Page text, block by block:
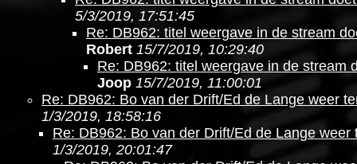
5/3/2019, 17:51:45
Re: DB962: titel weergave in de stream
Robert 15/7/2019, 10:29:40
Re: DB962: titel weergave in de stream
Joop 15/7/2019, 11:00:01
Re: DB962: Bo van der Drift/Ed de Lange weer
1/3/2019, 18:58:16
Re: DB962: Bo van der Drift/Ed de Lange weer
1/3/2019, 20:01:47